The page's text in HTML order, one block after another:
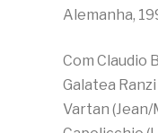
Alemanha,
Com Claudio
Galatea
Vartan (Jean/